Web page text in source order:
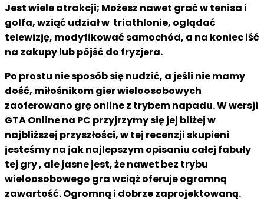
Jest wiele atrakcji; Możesz nawet grać w tenisa i
golfa, wziąć udział w triathlonie, oglądać
telewizję, modyfikować samochód, a na koniec iść
na zakupy lub pójść do fryzjera.
Po prostu nie sposób się nudzić, a jeśli nie mamy
dość, miłośnikom gier wieloosobowych
zaoferowano grę online z trybem napadu. W wersji
GTA Online na PC przyjrzymy się jej bliżej w
najbliższej przyszłości, w tej recenzji skupieni
jesteśmy na jak najlepszym opisaniu całej fabuły
tej gry , ale jasne jest, że nawet bez trybu
wieloosobowego gra wciąż oferuje ogromną
zawartość. Ogromną i dobrze zaprojektowaną.